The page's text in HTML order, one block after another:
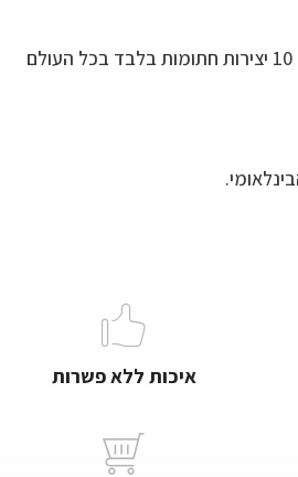
200X120 מידה בס”מ – 10 יצירות חתומות בלבד בכל העולם
איכות ללא פשרות